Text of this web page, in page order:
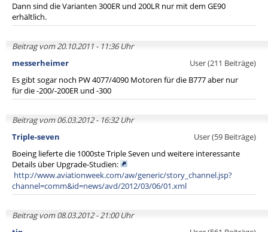
Dann sind die Varianten 300ER und 200LR nur mit dem GE90
erhältlich.
Beitrag vom 20.10.2011 - 11:36 Uhr
messerheimer
User (211 Beiträge)
Es gibt sogar noch PW 4077/4090 Motoren für die B777 aber nur
für die -200/-200ER und -300
Beitrag vom 06.03.2012 - 16:32 Uhr
Triple-seven
User (59 Beiträge)
Boeing lieferte die 1000ste Triple Seven und weitere interessante
Details über Upgrade-Studien:
http://www.aviationweek.com/aw/generic/story_channel.jsp?
channel=comm&id=news/avd/2012/03/06/01.xml
Beitrag vom 08.03.2012 - 21:00 Uhr